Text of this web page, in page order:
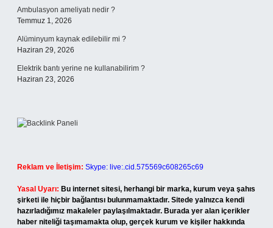
Ambulasyon ameliyatı nedir ?
Temmuz 1, 2026
Alüminyum kaynak edilebilir mi ?
Haziran 29, 2026
Elektrik bantı yerine ne kullanabilirim ?
Haziran 23, 2026
Reklam ve İletişim: Skype: live:.cid.575569c608265c69
Yasal Uyarı: Bu internet sitesi, herhangi bir marka, kurum veya şahıs
şirketi ile hiçbir bağlantısı bulunmamaktadır. Sitede yalnızca kendi
hazırladığımız makaleler paylaşılmaktadır. Burada yer alan içerikler
haber niteliği taşımamakta olup, gerçek kurum ve kişiler hakkında